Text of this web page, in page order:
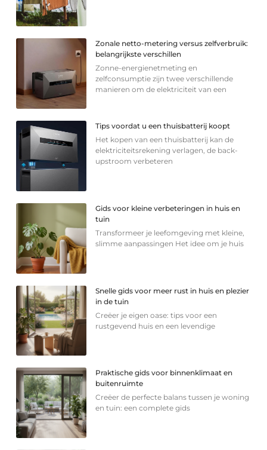
Zonale netto-metering versus zelfverbruik:
belangrijkste verschillen
Zonne-energienetmeting en
zelfconsumptie zijn twee verschillende
manieren om de elektriciteit van een
Tips voordat u een thuisbatterij koopt
Het kopen van een thuisbatterij kan de
elektriciteitsrekening verlagen, de back-
upstroom verbeteren
Gids voor kleine verbeteringen in huis en
tuin
Transformeer je leefomgeving met kleine,
slimme aanpassingen Het idee om je huis
Snelle gids voor meer rust in huis en plezier
in de tuin
Creëer je eigen oase: tips voor een
rustgevend huis en een levendige
Praktische gids voor binnenklimaat en
buitenruimte
Creëer de perfecte balans tussen je woning
en tuin: een complete gids